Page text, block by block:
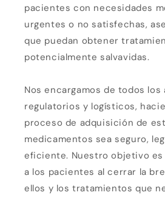
pacientes con necesidades
urgentes o no satisfechas,
que puedan obtener
potencialmente salvavidas.
Nos encargamos de todos los
regulatorios y logísticos,
proceso de adquisición de
medicamentos sea seguro,
eficiente. Nuestro objetivo es
a los pacientes al cerrar la
ellos y los tratamientos que